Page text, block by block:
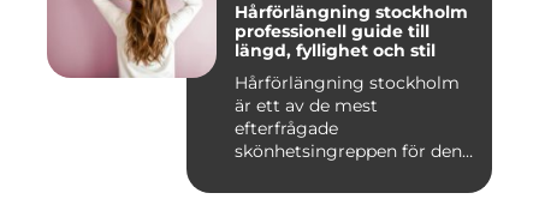
Hårförlängning stockholm
professionell guide till
längd, fyllighet och stil
Hårförlängning stockholm
är ett av de mest
efterfrågade
skönhetsingreppen för den